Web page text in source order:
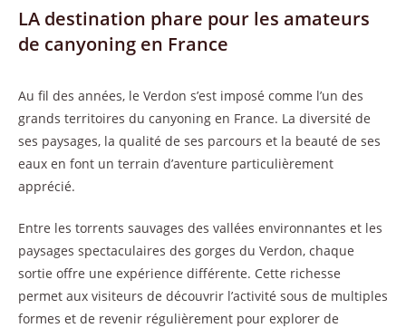
LA destination phare pour les amateurs
de canyoning en France
Au fil des années, le Verdon s’est imposé comme l’un des
grands territoires du canyoning en France. La diversité de
ses paysages, la qualité de ses parcours et la beauté de ses
eaux en font un terrain d’aventure particulièrement
apprécié.
Entre les torrents sauvages des vallées environnantes et les
paysages spectaculaires des gorges du Verdon, chaque
sortie offre une expérience différente. Cette richesse
permet aux visiteurs de découvrir l’activité sous de multiples
formes et de revenir régulièrement pour explorer de